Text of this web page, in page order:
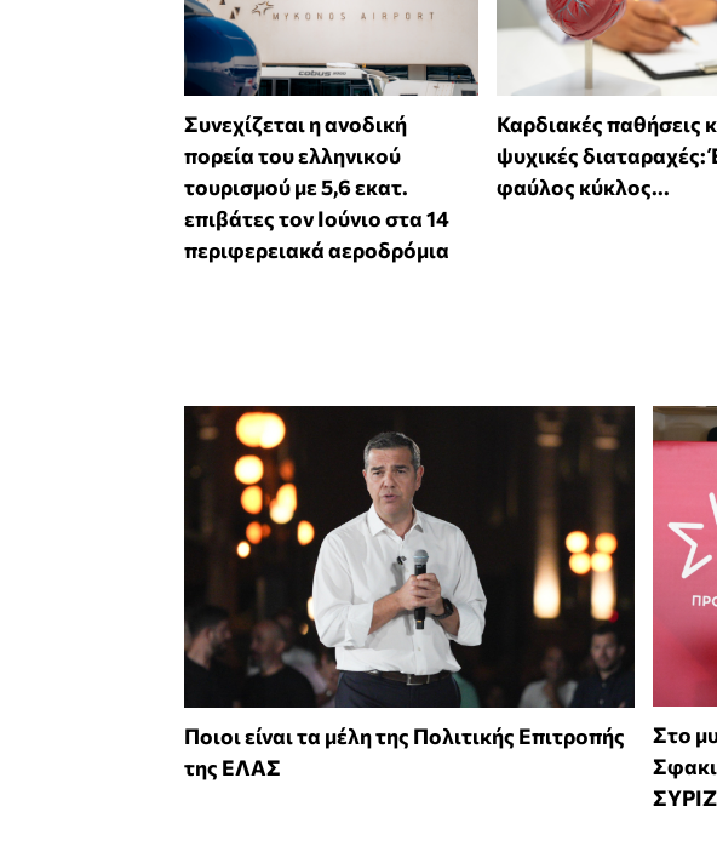
Συνεχίζεται η ανοδική
πορεία του ελληνικού
τουρισμού με 5,6 εκατ.
επιβάτες τον Ιούνιο στα 14
περιφερειακά αεροδρόμια
Καρδιακές παθήσεις
ψυχικές διαταραχές:
φαύλος κύκλος...
Ποιοι είναι τα μέλη της Πολιτικής Επιτροπής
της ΕΛΑΣ
Στο